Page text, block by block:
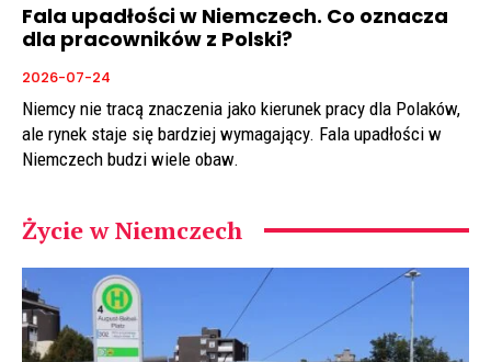
Fala upadłości w Niemczech. Co oznacza
dla pracowników z Polski?
2026-07-24
Niemcy nie tracą znaczenia jako kierunek pracy dla Polaków,
ale rynek staje się bardziej wymagający. Fala upadłości w
Niemczech budzi wiele obaw.
Życie w Niemczech